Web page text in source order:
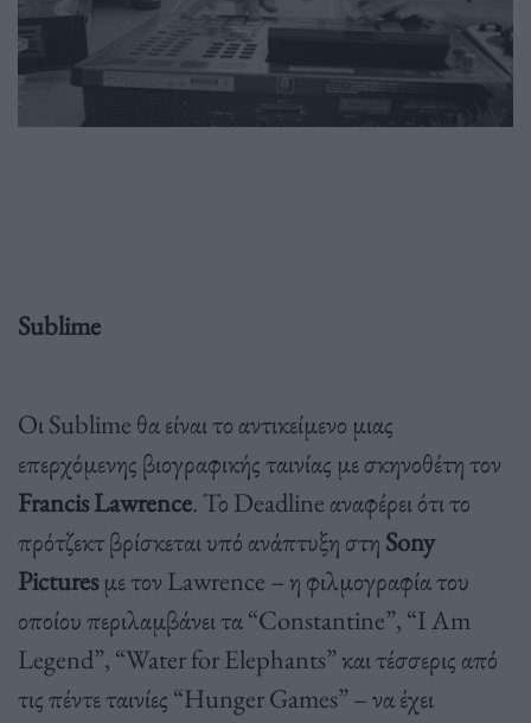
Sublime
Οι Sublime θα είναι το αντικείμενο μιας
επερχόμενης βιογραφικής ταινίας με σκηνοθέτη τον
Francis Lawrence. Το Deadline αναφέρει ότι το
πρότζεκτ βρίσκεται υπό ανάπτυξη στη Sony
Picturesμε τον Lawrence – η φιλμογραφία του
οποίου περιλαμβάνει τα “Constantine”, “I Am
Legend”, “Water for Elephants” και τέσσερις από
τις πέντε ταινίες “Hunger Games” – να έχει